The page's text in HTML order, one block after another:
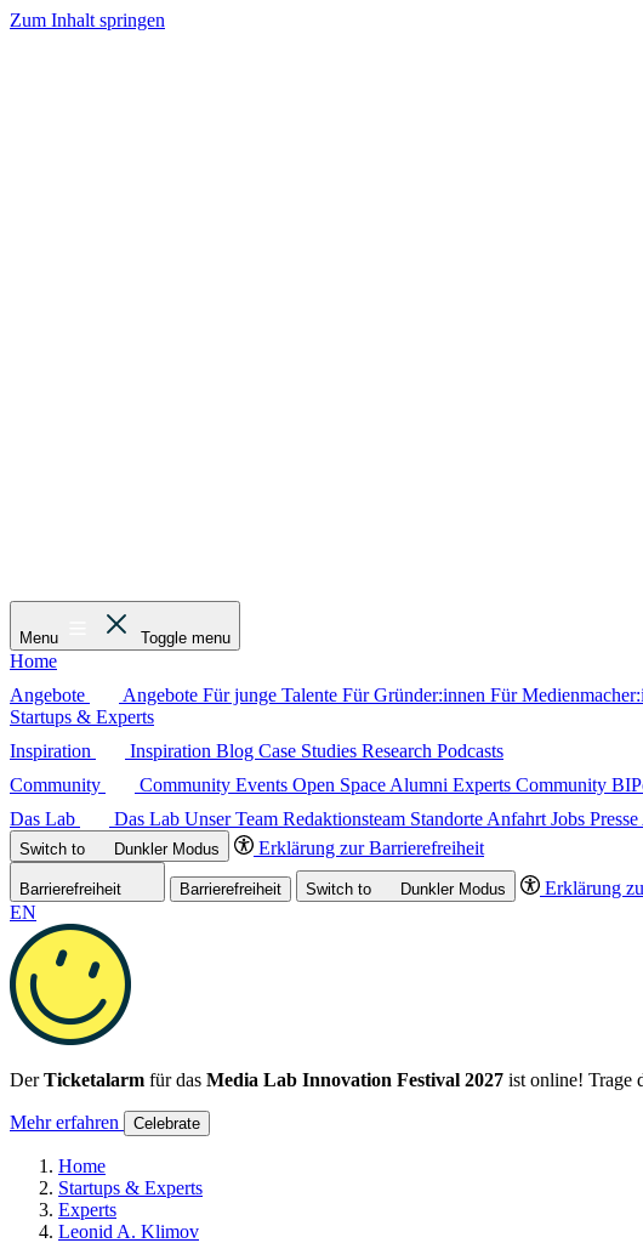
Zum Inhalt springen
Menu Toggle menu
Home
Angebote
Angebote Für junge Talente Für Gründer:innen Für
Startups & Experts
Inspiration
Inspiration Blog Case Studies Research Podcasts
Community
Community Events Open Space Alumni Experts Community
Das Lab
Das Lab Unser Team Redaktionsteam Standorte Anfahrt Jobs Presse
Switch to DunklerModus Erklärung zur Barrierefreiheit
Barrierefreiheit Barrierefreiheit Switch to DunklerModus
Erklärung
EN
DerTicketalarm für das Media Lab Innovation Festival 2027 ist online! Trage
Mehr erfahren Celebrate
Home
Startups & Experts
Experts
Leonid A. Klimov